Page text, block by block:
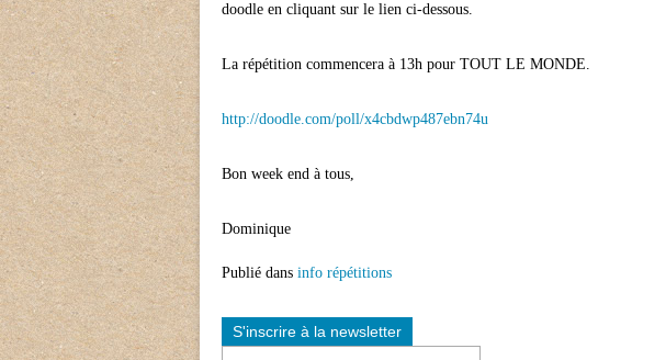
doodle en cliquant sur le lien ci-dessous.
La répétition commencera à 13h pour TOUT LE MONDE.
http://doodle.com/poll/x4cbdwp487ebn74u
Bon week end à tous,
Dominique
Publié dans info répétitions
S'inscrire à la newsletter